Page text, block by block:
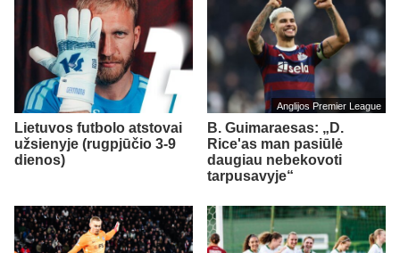
Lietuvos futbolo atstovai
užsienyje (rugpjūčio 3-9
dienos)
Anglijos Premier League
B. Guimaraesas: „D.
Rice'as man pasiūlė
daugiau nebekovoti
tarpusavyje“